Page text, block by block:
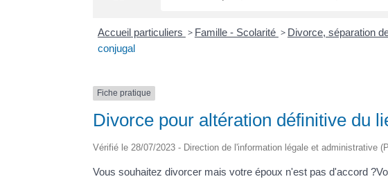
Accueil particuliers > Famille - Scolarité > Divorce, séparation
conjugal
Fiche pratique
Divorce pour altération définitive du
Vérifié le 28/07/2023 - Direction de l'information légale et administrative
Vous souhaitez divorcer mais votre époux n'est pas d'accord